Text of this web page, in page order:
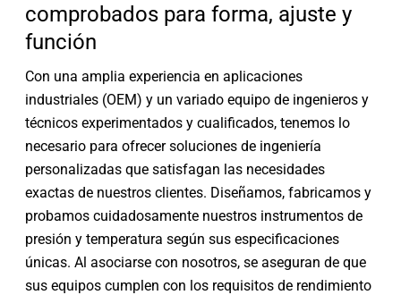
comprobados para forma, ajuste y
función
Con una amplia experiencia en aplicaciones
industriales (OEM) y un variado equipo de ingenieros y
técnicos experimentados y cualificados, tenemos lo
necesario para ofrecer soluciones de ingeniería
personalizadas que satisfagan las necesidades
exactas de nuestros clientes. Diseñamos, fabricamos y
probamos cuidadosamente nuestros instrumentos de
presión y temperatura según sus especificaciones
únicas. Al asociarse con nosotros, se aseguran de que
sus equipos cumplen con los requisitos de rendimiento